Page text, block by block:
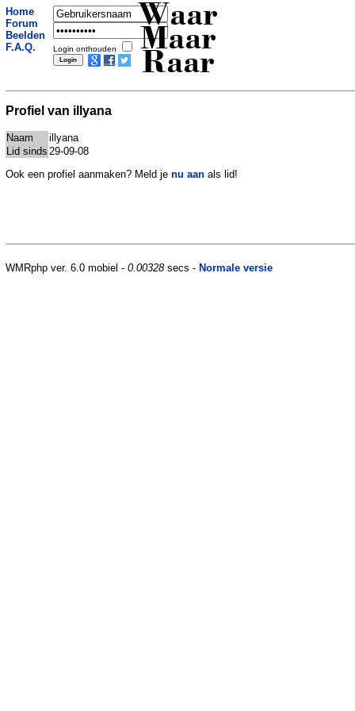
Home
Forum
Beelden
F.A.Q.
Login onthouden
Waar
Maar
Raar
Profiel van illyana
Naam
illyana
Lid sinds 29-09-08
Ook een profiel aanmaken? Meld je nu aan als lid!
WMRphp ver. 6.0 mobiel - 0.00328secs - Normale versie